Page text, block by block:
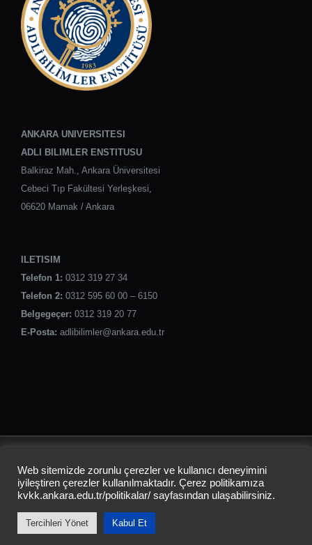
ANKARA UNIVERSITESI
ADLI BILIMLER ENSTITUSU
Balkiraz Mah., Ankara Üniversitesi
Cebeci Tıp Fakültesi Yerleşkesi,
06620 Mamak / Ankara
ILETISIM
Telefon 1: 0312 319 27 34
Telefon 2: 0312 595 60 00 – 6150
Belgegeçer: 0312 319 20 77
E-Posta: adlibilimler@ankara.edu.tr
ADLİ BİLİMLER ENSTİTÜSÜ
Instagram
Web sitemizde zorunlu çerezler ve kullanıcı deneyimini
iyileştiren çerezler kullanılmaktadır. Çerez politikamıza
kvkk.ankara.edu.tr/politikalar/ sayfasından ulaşabilirsiniz.
Tercihleri Yönet Kabul Et